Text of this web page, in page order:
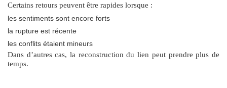
Certains retours peuvent être rapides lorsque :
les sentiments sont encore forts
la rupture est récente
les conflits étaient mineurs
Dans d’autres cas, la reconstruction du lien peut prendre plus de
temps.